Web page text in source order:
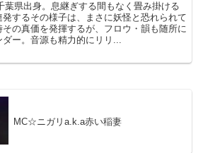
葉県出身。息継ぎする間もなく畳み掛ける
するその様子は、まさに妖怪と恐れられて
の真価を発揮するが、フロウ・韻も随所に
ー。音源も精力的にリリ...
MC☆ニガリa.k.a赤い稲妻